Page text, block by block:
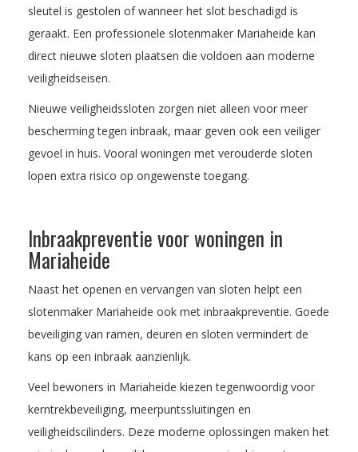
sleutel is gestolen of wanneer het slot beschadigd is
geraakt. Een professionele slotenmaker Mariaheide kan
direct nieuwe sloten plaatsen die voldoen aan moderne
veiligheidseisen.
Nieuwe veiligheidssloten zorgen niet alleen voor meer
bescherming tegen inbraak, maar geven ook een veiliger
gevoel in huis. Vooral woningen met verouderde sloten
lopen extra risico op ongewenste toegang.
Inbraakpreventie voor woningen in
Mariaheide
Naast het openen en vervangen van sloten helpt een
slotenmaker Mariaheide ook met inbraakpreventie. Goede
beveiliging van ramen, deuren en sloten vermindert de
kans op een inbraak aanzienlijk.
Veel bewoners in Mariaheide kiezen tegenwoordig voor
kerntrekbeveiliging, meerpuntssluitingen en
veiligheidscilinders. Deze moderne oplossingen maken het